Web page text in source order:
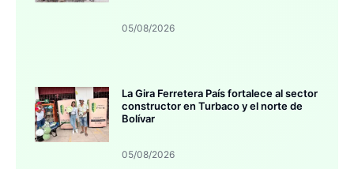
05/08/2026
La Gira Ferretera País fortalece al sector
constructor en Turbaco y el norte de
Bolívar
05/08/2026